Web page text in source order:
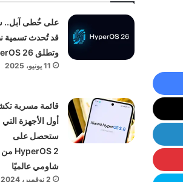
على خُطى آبل..
قد تُحدث تسمية
وتطلق HyperOS 26
11 يونيو، 2025
قائمة مسربة
أول الأجهزة التي
ستحصل على
HyperOS 2 من
شاومي عالميًا
2 نوفمبر، 2024